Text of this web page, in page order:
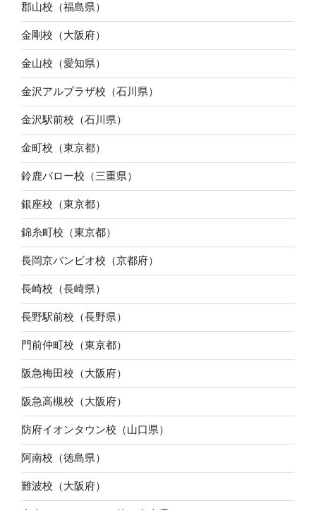
郡山校（福島県）
金剛校（大阪府）
金山校（愛知県）
金沢アルプラザ校（石川県）
金沢駅前校（石川県）
金町校（東京都）
鈴鹿バロー校（三重県）
銀座校（東京都）
錦糸町校（東京都）
長岡京バンビオ校（京都府）
長崎校（長崎県）
長野駅前校（長野県）
門前仲町校（東京都）
阪急梅田校（大阪府）
阪急高槻校（大阪府）
防府イオンタウン校（山口県）
阿南校（徳島県）
難波校（大阪府）